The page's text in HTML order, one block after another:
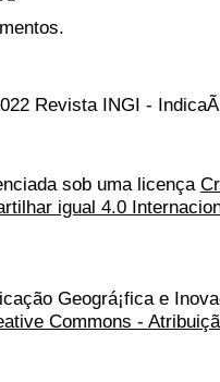
Revista INGI -
sob uma licença
igual 4.0
Geográ¡fica e
Commons -